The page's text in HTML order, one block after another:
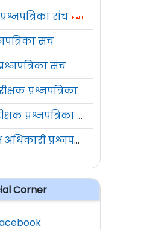
संच
संच
संच
प्रश्नपत्रिका
विक्रीकर निरीक्षक प्रश्नपत्रिका संच
सहाय्यक कक्ष अधिकारी प्रश्नपत्रिका संच
Corner